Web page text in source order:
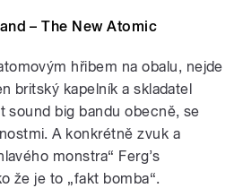
– The New Atomic
hřibem na obalu, nejde
britský kapelník a skladatel
sound big bandu obecně, se
A konkrétně zvuk a
monstra“ Ferg’s
že je to „fakt bomba“.